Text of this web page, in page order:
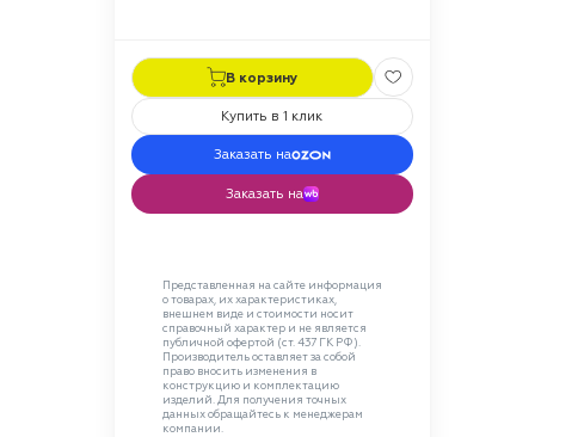
В корзину
Купить в 1 клик
Заказать на
Заказать на
Представленная на сайте информация
о товарах, их характеристиках,
внешнем виде и стоимости носит
справочный характер и не является
публичной офертой (ст. 437 ГК РФ).
Производитель оставляет за собой
право вносить изменения в
конструкцию и комплектацию
изделий. Для получения точных
данных обращайтесь к менеджерам
компании.